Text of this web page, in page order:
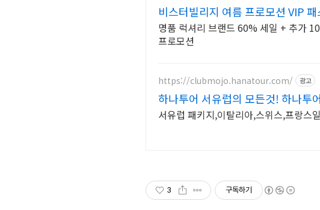
비스터빌리지 여름 프로모션 VIP
명품 럭셔리 브랜드 60% 세일 + 추가
프로모션
https://clubmojo.hanatour.com/ 광고
하나투어 서유럽의 모든것! 하나투
서유럽 패키지,이탈리아,스위스,프랑스
3 구독하기